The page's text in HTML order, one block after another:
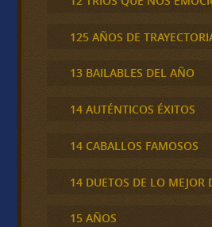
125 AÑOS DE
13 BAILABLES DEL AÑO
14 AUTÉNTICOS ÉXITOS
14 CABALLOS FAMOSOS
14 DUETOS DE LO MEJOR
15 AÑOS